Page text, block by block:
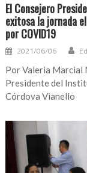
El Consejero
exitosa la jornada
por COVID19
2021/06/06
Por Valeria Marcial
Presidente del
Córdova Vianello